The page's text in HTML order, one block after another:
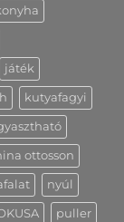
játék
kutyafagyi
ottosson
nyúl
puller